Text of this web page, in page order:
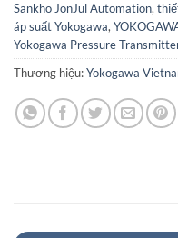
Sankho JonJul Automation,
áp suất Yokogawa,
Yokogawa Pressure
Thương hiệu:Yokogawa